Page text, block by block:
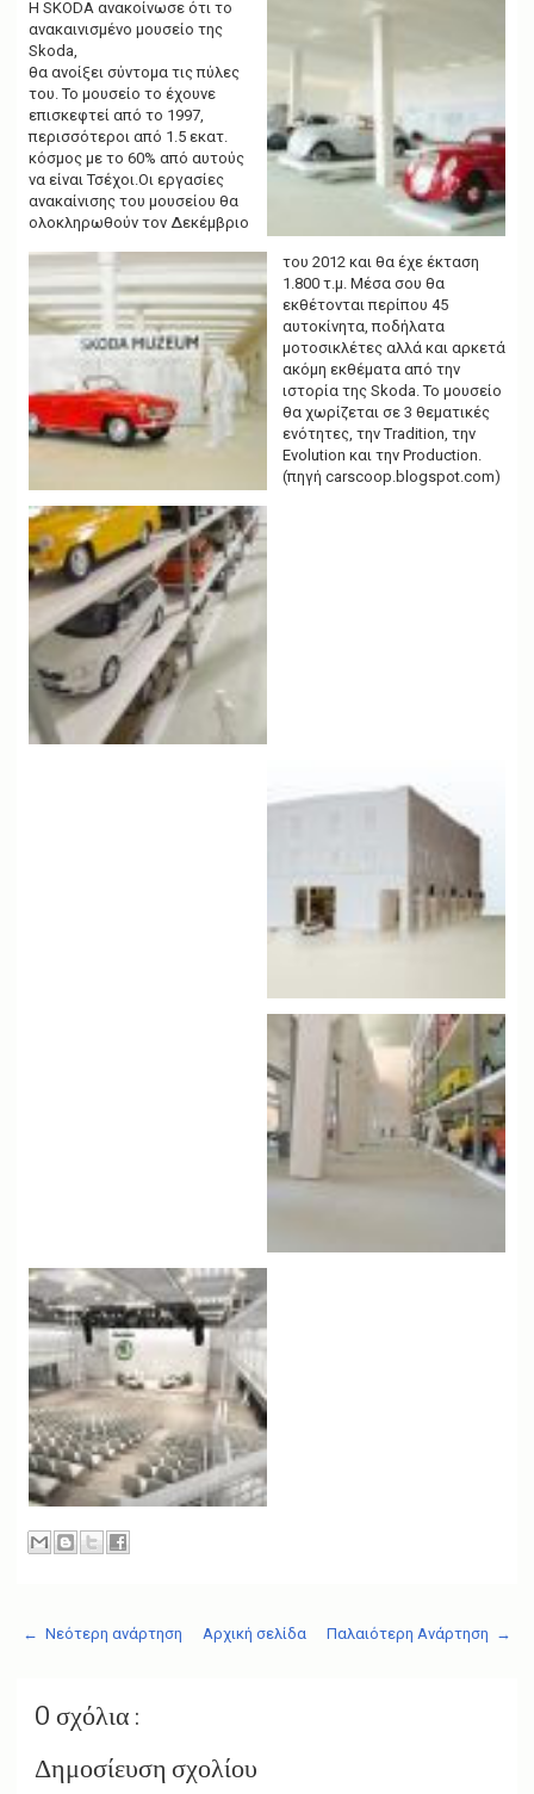
t
n
Η SΚΟDΑ ανακοίνωσε ότι το
ανακαινισμένο μουσείο της
Skoda,
θα ανοίξει σύντομα τις πύλες
του. Το μουσείο το έχουνε
επισκεφτεί από το 1997,
περισσότεροι από 1.5 εκατ.
κόσμος με το 60% από αυτούς
να είναι Τσέχοι.Οι εργασίες
ανακαίνισης του μουσείου θα
ολοκληρωθούν τον Δεκέμβριο
του 2012 και θα έχε έκταση
1.800 τ.μ. Μέσα σου θα
εκθέτονται περίπου 45
αυτοκίνητα, ποδήλατα
μοτοσικλέτες αλλά και αρκετά
ακόμη εκθέματα από την
ιστορία της Skoda. Το μουσείο
θα χωρίζεται σε 3 θεματικές
ενότητες, την Tradition, την
Evolution και την Production.
(πηγή carscoop.blogspot.com)
← Νεότερη ανάρτηση Παλαιότερη Ανάρτηση →
Αρχική σελίδα
0 σχόλια :
Δημοσίευση σχολίου